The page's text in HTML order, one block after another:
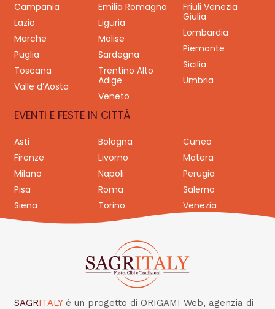
Campania
Emilia Romagna
Friuli Venezia
Giulia
Lazio
Liguria
Lombardia
Marche
Molise
Piemonte
Puglia
Sardegna
Sicilia
Toscana
Trentino Alto
Adige
Umbria
Valle d’Aosta
Veneto
EVENTI E FESTE IN CITTÀ
Asti Bologna
Cuneo
Firenze
Livorno
Matera
Milano
Napoli
Perugia
Pisa
Roma
Salerno
Siena
Torino Venezia
SAGRITALY è un progetto di ORIGAMI Web, agenzia di